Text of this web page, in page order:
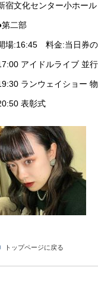
宿文化センター小ホール
第二部
場:16:45 料金:当日券
アイドルライブ 並
ランウェイショー
表彰式
トップページに戻る